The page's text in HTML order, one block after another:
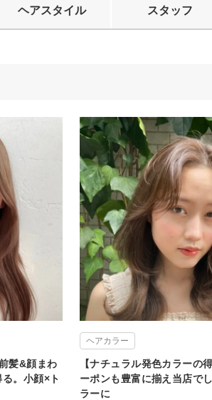
ヘアスタイル スタッフ
髪&顔まわ
。小顔×ト
ヘアカラー
【ナチュラル発色カラーの
ーポンも豊富に揃え当店で
ラーに